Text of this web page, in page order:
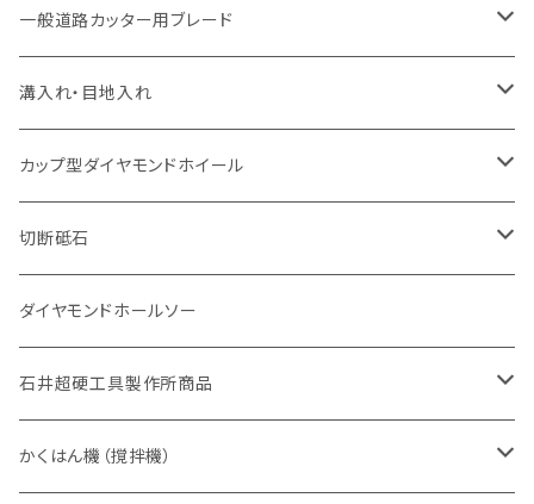
大理石
ヒューム管・U字溝切断用
アスファルト切断用
一般道路カッター用
セグメント（特殊凸凹加工チップ
セグメント
セグメント（特殊凸凹加工チップ
レンガ切断用
セグメント
セグメント（特殊凸凹加工チップ
インターロッキング切断用
セグメントタイプ
一般道路カッター用
鋳鉄管切断用
セグメントタイプ
埋設鋳鉄管工事対応タイプ
ヒューム管・U字溝切断用
セグメント
セグメント（特殊凸凹加工チップ
アスファルト切断用
一般道路カッター用
セグメント
セグメント（特殊凸凹加工チップ
ブロック切断用
セグメント
セグメント（特殊凸凹加工チップ
レンガ切断用
セグメント
セグメント（特殊凸凹加工チップ
インターロッキング切断用
セグメントタイプ
一般道路カッター用
鋳鉄管切断用
セグメントタイプ
埋設鋳鉄管工事対応タイプ
ヒューム管・U字溝切断用
セグメントタイプ
セグメント（特殊凸凹加工チップ
アスファルト切断用
一般道路カッター用
セグメントタイプ
一般道路カッター用
鉄筋コンクリート切断用
セグメントタイプ
インターロッキング切断用
セグメントタイプ
一般道路カッター用
鋳鉄管切断用
セグメントタイプ
埋設鋳鉄管工事対応タイプ
ヒューム管・U字溝切断用
セグメントタイプ
アスファルト切断用
一般道路カッター用
道路アスファルト切断用
Aロット
有効長 250mm
有効長 370mm
Ｃロット
有効長 250mm
M27
有効長 250mm
一般道路カッター用ブレード
道路（アスファルト用）
255mm（10インチ）
305mm（12インチ）
道路（コンクリート舗装面）
255mm（10インチ）
305mm（12インチ）
道路（アス・コン兼用）
305mm（12インチ）
355mm（14インチ）
溝入れ・目地入れ
V型チップ
ストレート型チップ
U型チップ
カップ型ダイヤモンドホイール
100mm（4インチ）
125mm（5インチ）
切断砥石
金属用
305mm（12インチ）
355mm（14インチ）
非金属用
305mm（12インチ）
ダイヤモンドホールソー
石井超硬工具製作所商品
押し切り（タイル切断機）
かくはん機（撹拌機）